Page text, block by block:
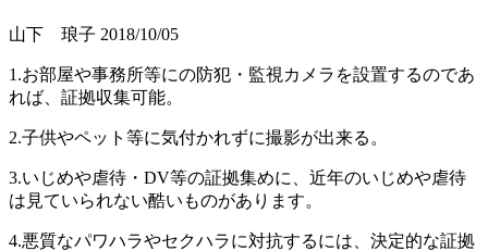
山下 琅子 2018/10/05
1.お部屋や事務所等にの防犯・監視カメラを設置するのであ
れば、証拠収集可能。
2.子供やペット等に気付かれずに撮影が出来る。
3.いじめや虐待・DV等の証拠集めに、近年のいじめや虐待
は見ていられない酷いものがあります。
4.悪質なパワハラやセクハラに対抗するには、決定的な証拠